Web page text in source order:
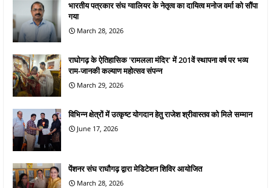
भारतीय पत्रकार संघ ग्वालियर के नेतृत्व का दायित्व मनोज वर्मा को सौंपा
गया
March 28, 2026
राघोगढ़ के ऐतिहासिक 'रामलला मंदिर' में 201वें स्थापना वर्ष पर भव्य
राम-जानकी कल्याण महोत्सव संपन्न
March 29, 2026
विभिन्न क्षेत्रों में उत्कृष्ट योगदान हेतु राजेश श्रीवास्तव को मिले सम्मान
June 17, 2026
पेंशनर संघ राघौगढ़ द्वारा मेडिटेशन शिविर आयोजित
March 28, 2026